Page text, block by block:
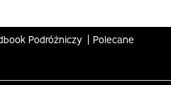
Podróżniczy Polecane